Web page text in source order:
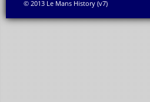
© 2013 Le Mans History (v7)